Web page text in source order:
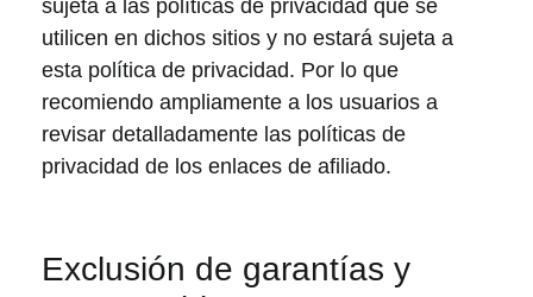
sujeta a las políticas de privacidad que se
utilicen en dichos sitios y no estará sujeta a
esta política de privacidad. Por lo que
recomiendo ampliamente a los usuarios a
revisar detalladamente las políticas de
privacidad de los enlaces de afiliado.
Exclusión de garantías y